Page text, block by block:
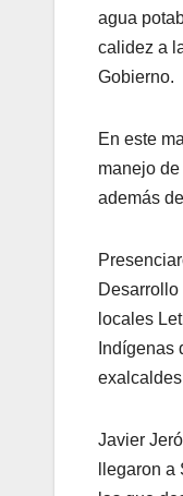
agua
calidez a
Gobierno.
En este
manejo
además
locales
Indígenas
Javier
llegaron